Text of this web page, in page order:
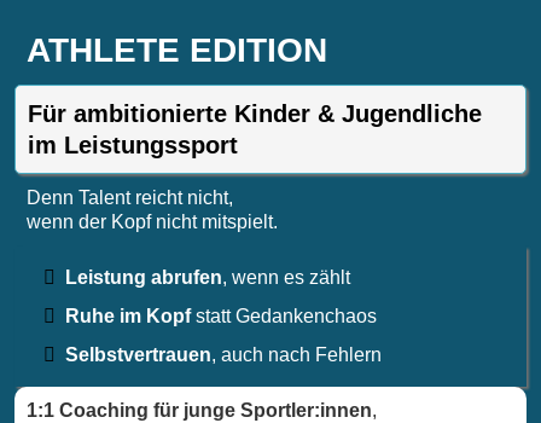
ATHLETE EDITION
Für ambitionierte Kinder & Jugendliche
im Leistungssport
Denn Talent reicht nicht,
wenn der Kopf nicht mitspielt.
Leistung abrufen, wenn es zählt
Ruhe im Kopfstatt Gedankenchaos
Selbstvertrauen, auch nach Fehlern
1:1 Coaching für junge Sportler:innen,